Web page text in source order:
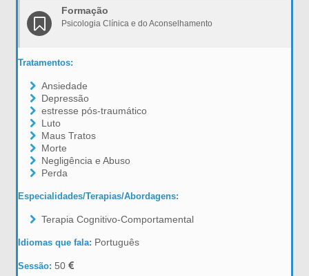
Formação
Psicologia Clínica e do Aconselhamento
Tratamentos:
Ansiedade
Depressão
estresse pós-traumático
Luto
Maus Tratos
Morte
Negligência e Abuso
Perda
Especialidades/Terapias/Abordagens:
Terapia Cognitivo-Comportamental
Idiomas que fala: Português
Sessão: 50